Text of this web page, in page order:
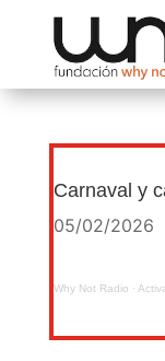
Carnaval y
05/02/2026
Why Not Radio ·